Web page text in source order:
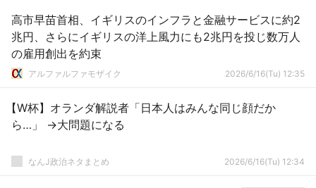
高市早苗首相、イギリスのインフラと金融サービスに約2
兆円、さらにイギリスの洋上風力にも2兆円を投じ数万人
の雇用創出を約束
アルファルファモザイク 2026/6/16(Tu) 12:35
【W杯】オランダ解説者「日本人はみんな同じ顔だか
ら…」 →大問題になる
なんJ政治ネタまとめ 2026/6/16(Tu) 12:34